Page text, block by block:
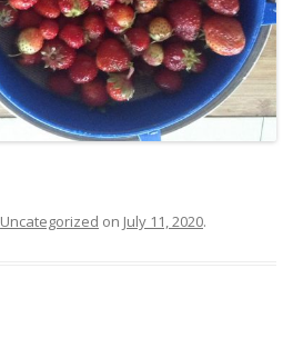
Uncategorized on July 11, 2020.